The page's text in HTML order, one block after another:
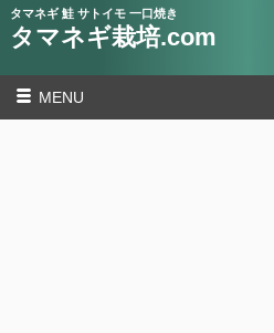
タマネギ 鮭 サトイモ 一口焼き
タマネギ栽培.com
MENU